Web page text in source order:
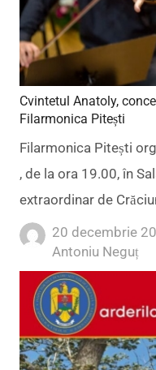
Cvintetul Anatoly,
Filarmonica Pitești
Filarmonica Pitești
, de la ora 19.00, în
extraordinar de
20 decembrie
Author
Antoniu Neguț